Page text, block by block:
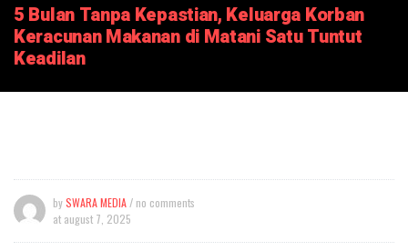
5 Bulan Tanpa Kepastian, Keluarga Korban
Keracunan Makanan di Matani Satu Tuntut
Keadilan
bySWARA MEDIA / no comments
at august 7, 2025